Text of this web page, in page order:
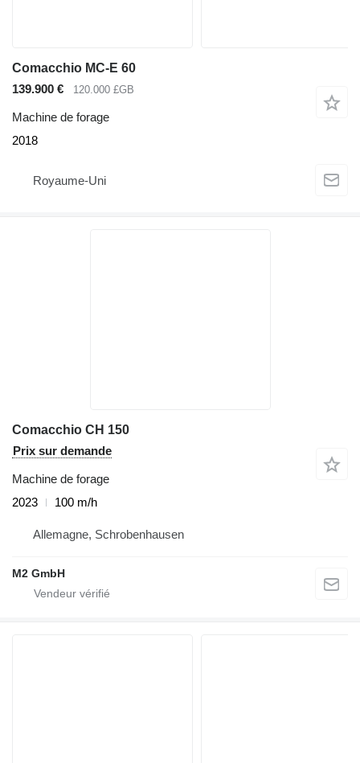
Comacchio MC-E 60
139.900 €
120.000 £GB
Machine de forage
2018
Royaume-Uni
Comacchio CH 150
Prix sur demande
Machine de forage
2023
100 m/h
Allemagne, Schrobenhausen
M2 GmbH